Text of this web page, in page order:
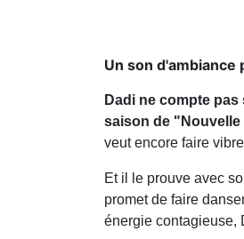
Un son
Dadi ne compte pas
saison de "Nouvelle
veut encore faire
Et il le prouve avec
promet de faire
énergie contagieuse,